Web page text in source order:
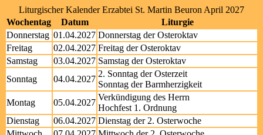
Liturgischer Kalender Erzabtei St. Martin Beuron April 2027
Wochentag
Datum
Liturgie
Donnerstag 01.04.2027 Donnerstag der Osteroktav
Freitag
02.04.2027 Freitag der Osteroktav
Samstag
03.04.2027 Samstag der Osteroktav
Sonntag
04.04.2027
2. Sonntag der Osterzeit
Sonntag der Barmherzigkeit
Montag
05.04.2027
Verkündigung des Herrn
Hochfest 1. Ordnung
Dienstag
06.04.2027 Dienstag der 2. Osterwoche